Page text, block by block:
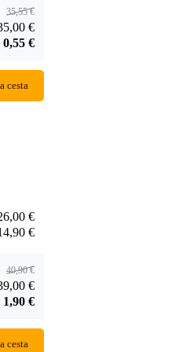
35,55 €
€
0,55 €
cesta
€
€
40,90 €
€
1,90 €
cesta